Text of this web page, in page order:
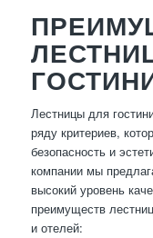
Лестницы для
ряду критериев,
безопасность и
компании мы
высокий уровень
преимуществ
и отелей: